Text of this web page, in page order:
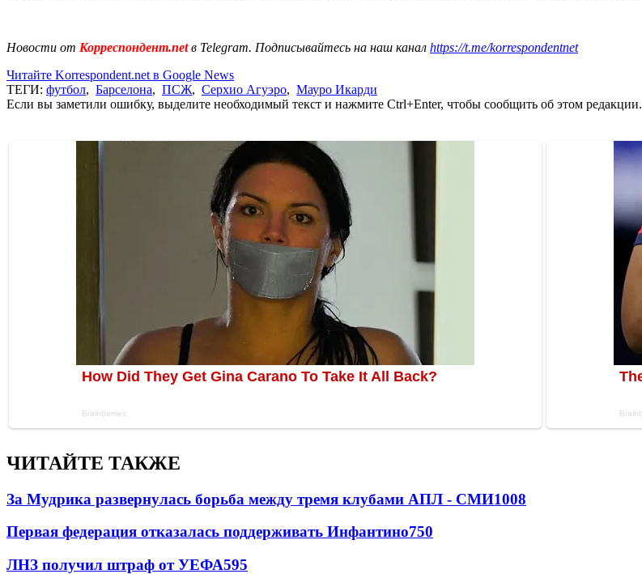
Новости от Корреспондент.netв Telegram. Подписывайтесь на наш канал https://t.me/korrespondentnet
Читайте Korrespondent.net в Google News
ТЕГИ: футбол, Барселона, ПСЖ, Серхио Агуэро, Мауро Икарди
Если вы заметили ошибку, выделите необходимый текст и нажмите Ctrl+Enter, чтобы сообщить об этом редакции.
ЧИТАЙТЕ ТАКЖЕ
За Мудрика развернулась борьба между тремя клубами АПЛ - СМИ1008
Первая федерация отказалась поддерживать Инфантино750
ЛНЗ получил штраф от УЕФА595